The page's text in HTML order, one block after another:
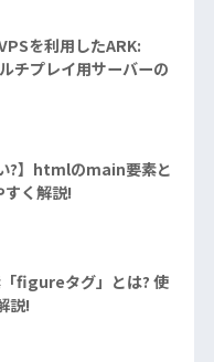
を利用したARK:
プレイ用サーバーの
?】htmlのmain要素と
すく解説!
figureタグ」とは? 使
説!